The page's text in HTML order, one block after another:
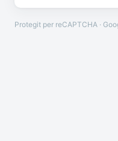
Protegit per reCAPTCHA ·